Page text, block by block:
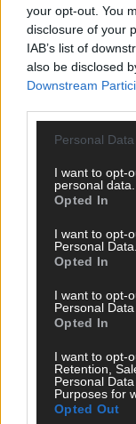
your opt-out. You
disclosure of your
IAB’s list of
also be disclosed
Downstream
Personal
I want to opt-
personal data.
Opted In
I want to opt-
Personal Data.
Opted In
I want to opt-
Personal
Opted In
I want to opt-
Retention,
Personal
Purposes for
Opted Out
Vor- und
Benachrichtige
JETZT ANGESAGT
EXTRA